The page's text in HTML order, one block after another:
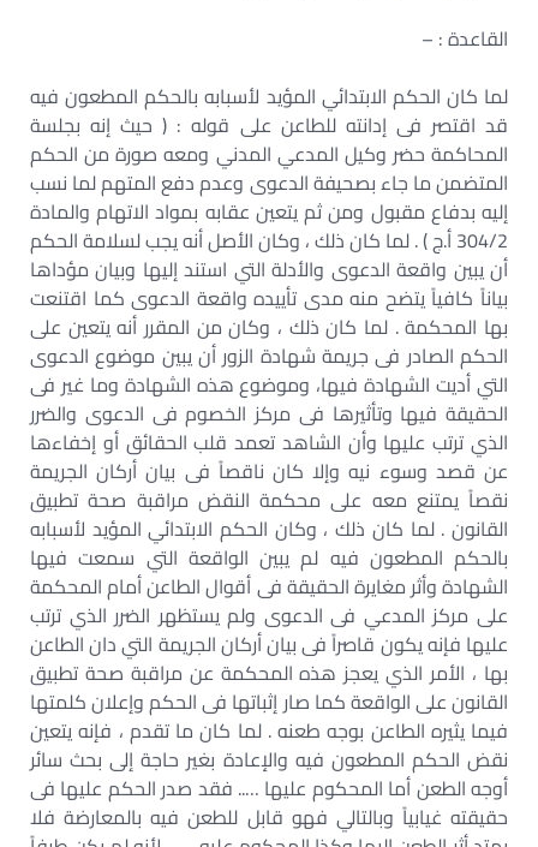
القاعدة : –
لما كان الحكم الابتدائي المؤيد لأسبابه بالحكم المطعون فيه
قد اقتصر فى إدانته للطاعن على قوله : ( حيث إنه بجلسة
المحاكمة حضر وكيل المدعي المدني ومعه صورة من الحكم
المتضمن ما جاء بصحيفة الدعوى وعدم دفع المتهم لما نسب
إليه بدفاع مقبول ومن ثم يتعين عقابه بمواد الاتهام والمادة
304/2 أ.ج ) . لما كان ذلك ، وكان الأصل أنه يجب لسلامة الحكم
أن يبين واقعة الدعوى والأدلة التي استند إليها وبيان مؤداها
بياناً كافياً يتضح منه مدى تأييده واقعة الدعوى كما اقتنعت
بها المحكمة . لما كان ذلك ، وكان من المقرر أنه يتعين على
الحكم الصادر فى جريمة شهادة الزور أن يبين موضوع الدعوى
التي أديت الشهادة فيها، وموضوع هذه الشهادة وما غير فى
الحقيقة فيها وتأثيرها فى مركز الخصوم فى الدعوى والضرر
الذي ترتب عليها وأن الشاهد تعمد قلب الحقائق أو إخفاءها
عن قصد وسوء نيه وإلا كان ناقصاً فى بيان أركان الجريمة
نقصاً يمتنع معه على محكمة النقض مراقبة صحة تطبيق
القانون . لما كان ذلك ، وكان الحكم الابتدائي المؤيد لأسبابه
بالحكم المطعون فيه لم يبين الواقعة التي سمعت فيها
الشهادة وأثر مغايرة الحقيقة فى أقوال الطاعن أمام المحكمة
على مركز المدعي فى الدعوى ولم يستظهر الضرر الذي ترتب
عليها فإنه يكون قاصراً فى بيان أركان الجريمة التي دان الطاعن
بها ، الأمر الذي يعجز هذه المحكمة عن مراقبة صحة تطبيق
القانون على الواقعة كما صار إثباتها فى الحكم وإعلان كلمتها
فيما يثيره الطاعن بوجه طعنه . لما كان ما تقدم ، فإنه يتعين
نقض الحكم المطعون فيه والإعادة بغير حاجة إلى بحث سائر
أوجه الطعن أما المحكوم عليها ….. فقد صدر الحكم عليها فى
حقيقته غيابياً وبالتالي فهو قابل للطعن فيه بالمعارضة فلا